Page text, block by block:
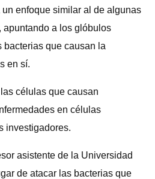
enfoque similar al de algunas
apuntando a los glóbulos
bacterias que causan la
en sí.
células que causan
en células
investigadores.
asistente de la Universidad
de atacar las bacterias que